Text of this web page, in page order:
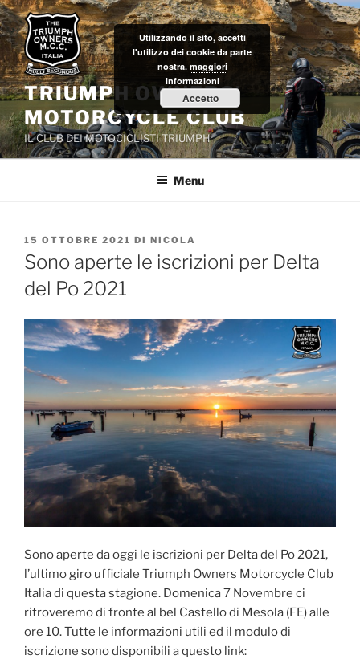
Salta
al
contenuto
TRIUMPH OWNERS'
MOTORCYCLE CLUB
IL CLUB DEI MOTOCICLISTI TRIUMPH
Menu
PUBBLICATO
IL
15 OTTOBRE 2021 DI NICOLA
Sono aperte le iscrizioni per Delta
del Po 2021
Sono aperte da oggi le iscrizioni per Delta del Po 2021,
l’ultimo giro ufficiale Triumph Owners Motorcycle Club
Italia di questa stagione. Domenica 7 Novembre ci
ritroveremo di fronte al bel Castello di Mesola (FE) alle
ore 10. Tutte le informazioni utili ed il modulo di
iscrizione sono disponibili a questo link:
Utilizzando il sito, accetti
l'utilizzo dei cookie da parte
nostra. maggiori
informazioni
Accetto